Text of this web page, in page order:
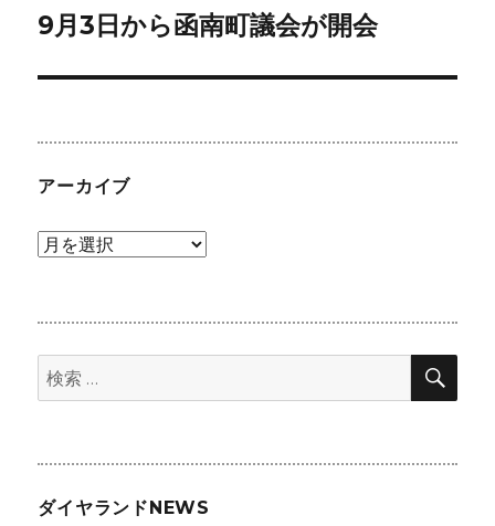
ゲ
ー
次
投
9月3日から函南町議会が開会
アーカイブ
ア
ブ検
索:
検
ダイヤランドNEWS